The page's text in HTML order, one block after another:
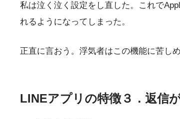
私は泣く泣く設定をし直した。これで
れるようになってしまった。
正直に言おう。浮気者はこの機能に苦し
LINEアプリの特徴３．返信